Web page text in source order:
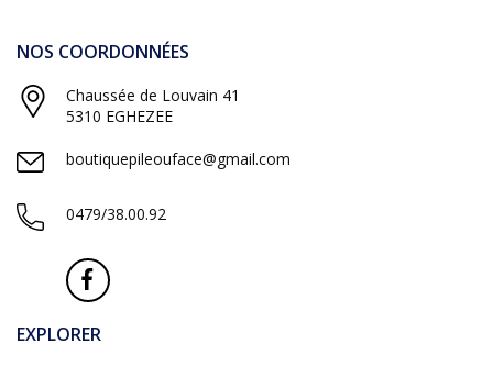
NOS COORDONNÉES
Chaussée de Louvain 41
5310 EGHEZEE
boutiquepileouface@gmail.com
0479/38.00.92
EXPLORER